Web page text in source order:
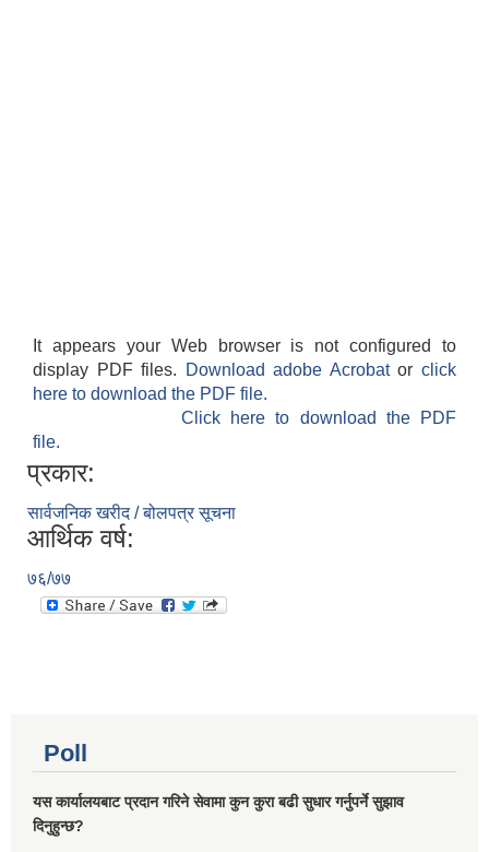
It appears your Web browser is not configured to
display PDF files.
Download adobe Acrobatorclick
here to download the PDF file.
Click here to download the PDF
file.
प्रकार:
सार्वजनिक खरीद / बोलपत्र सूचना
आर्थिक वर्ष:
७६/७७
Poll
यस कार्यालयबाट प्रदान गरिने सेवामा कुन कुरा बढी सुधार गर्नुपर्ने सुझाव
दिनुहुन्छ?